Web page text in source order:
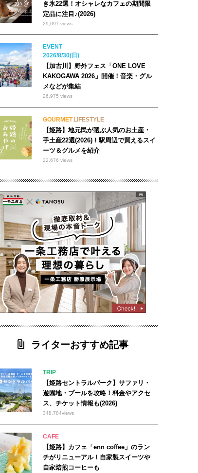
き氷22選！オシャレなカフェの期間限
定品に注目♪(2026)
29,097 views
EVENT
2026/8/30(日)
【加古川】野外フェス「ONE LOVE
KAKOGAWA 2026」開催！音楽・グル
メなどが集結
26,975 views
GOURMET LIFESTYLE
【姫路】地元民が選ぶ人気のお土産・
手土産22選(2026)！駅周辺で買えるスイ
ーツ＆グルメを紹介
22,676 views
ライターおすすめ記事
TRIP
【姫路セントラルパーク】サファリ・
遊園地・プールを攻略！料金やアクセ
ス、チケット情報も(2026)
348,784views
CAFE
【姫路】カフェ「enn coffee」のラン
チがリニューアル！自家製スイーツや
自家焙煎コーヒーも